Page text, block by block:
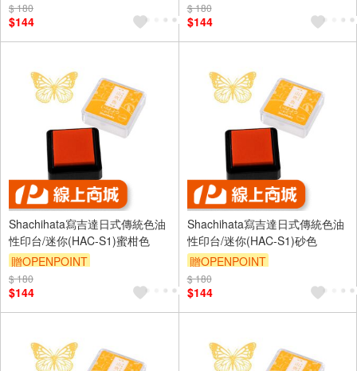
$ 180
$144
$ 180
$144
Shachihata寫吉達日式傳統色油
性印台/迷你(HAC-S1)蜜柑色
贈OPENPOINT
$ 180
$144
Shachihata寫吉達日式傳統色油
性印台/迷你(HAC-S1)砂色
贈OPENPOINT
$ 180
$144